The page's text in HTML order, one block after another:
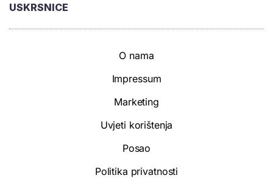
USKRSNICE
O nama
Impressum
Marketing
Uvjeti korištenja
Posao
Politika privatnosti